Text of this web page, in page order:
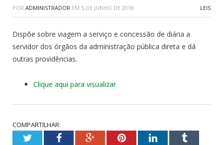
POR ADMINISTRADOR EM 5 DE JUNHO DE 2018 LEIS
Dispõe sobre viagem a serviço e concessão de diária a
servidor dos órgãos da administração pública direta e dá
outras providências.
Clique aqui para visualizar
COMPARTILHAR:
TwitterFacebookGoogle+PinterestLinkedInTumblr